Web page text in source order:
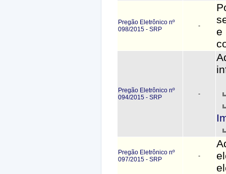
Pregão Eletrônico nº
098/2015 - SRP
-
e
Pregão Eletrônico nº
094/2015 - SRP
-
Pregão Eletrônico nº
097/2015 - SRP
-